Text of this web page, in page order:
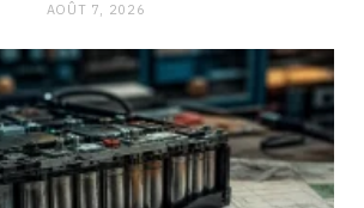
AOÛT 7, 2026